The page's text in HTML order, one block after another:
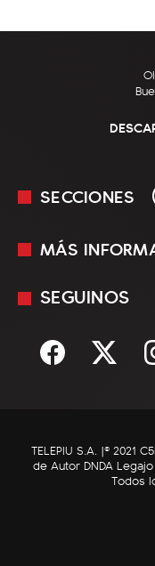
SECCIONES
En Vivo
Sociedad
C5N Autos
RatingCero
MÁS
Mediakit
Términos y
SEGUINOS
TELEPIU S.A. |© 2021
de Autor DNDA
Todos